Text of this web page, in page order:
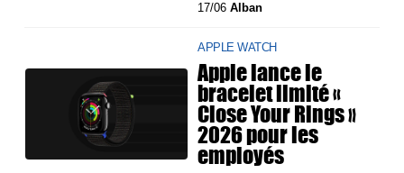
17/06Alban
APPLE WATCH
Apple lance le
bracelet limité «
Close Your Rings »
2026 pour les
employés